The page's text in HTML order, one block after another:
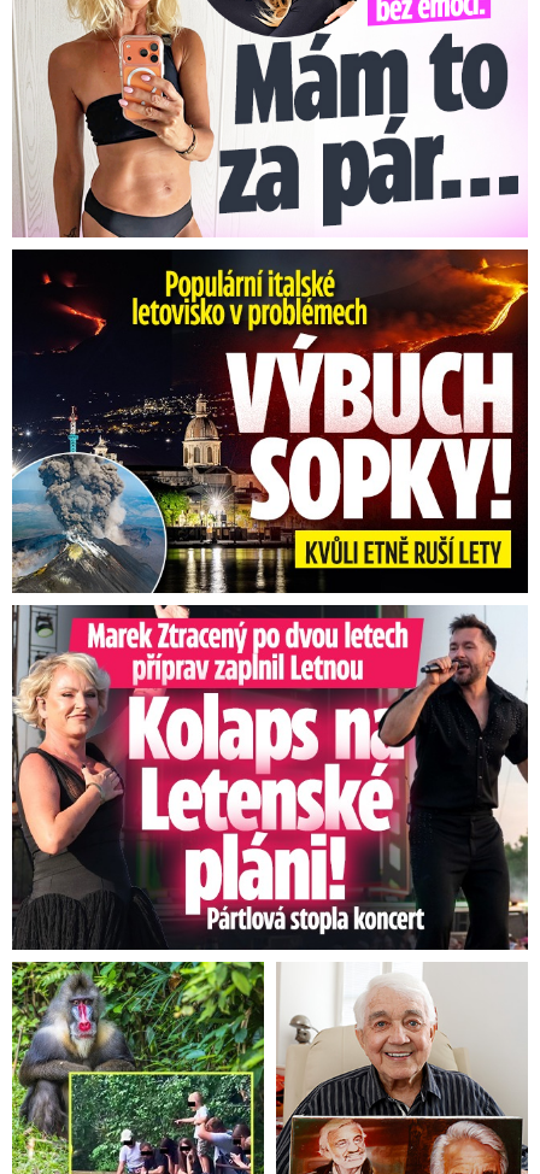
Erupce sicilské sopky Etny: Ruší desítky letů
Marek Ztracený na Letné: Pártlová stopla koncert